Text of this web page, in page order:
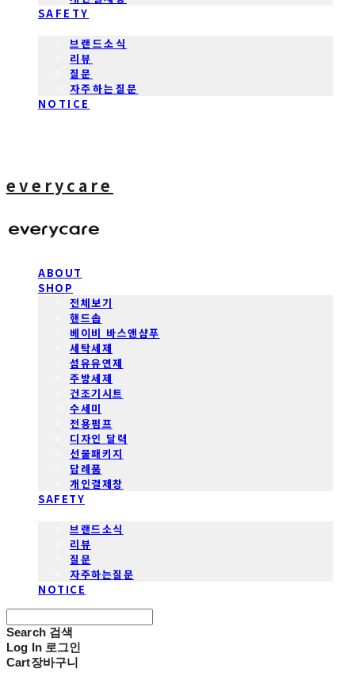
SAFETY
브랜드소식
리뷰
질문
자주하는질문
NOTICE
everycare
ABOUT
SHOP
전체보기
핸드솝
베이비 바스앤샴푸
세탁세제
섬유유연제
주방세제
건조기시트
수세미
전용펌프
디자인 달력
선물패키지
답례품
개인결제창
SAFETY
브랜드소식
리뷰
질문
자주하는질문
NOTICE
Search 검색
Log In 로그인
Cart장바구니